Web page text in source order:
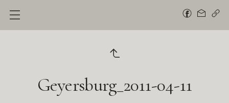
Geyersburg_2011-04-11